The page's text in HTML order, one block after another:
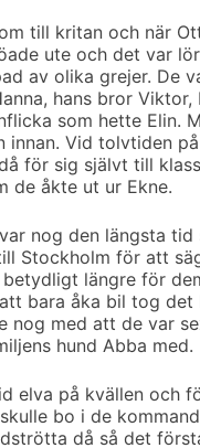
till kritan och när
ute och det var
av olika grejer. De
hans bror
som hette Elin.
innan. Vid tolvtiden
för sig självt till
de åkte ut ur Ekne.
nog den längsta
Stockholm för att
längre för
bara åka bil tog
nog med att de var
hund Abba med.
elva på kvällen och
bo i de
då så det